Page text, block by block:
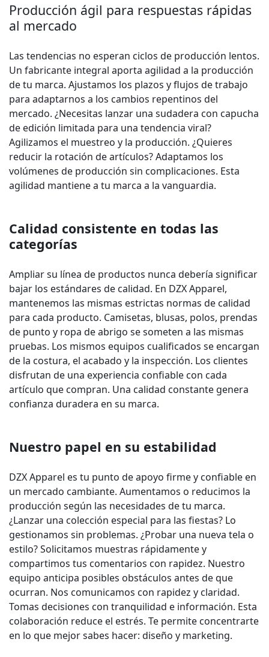
Producción ágil para respuestas rápidas
al mercado
Las tendencias no esperan ciclos de producción lentos.
Un fabricante integral aporta agilidad a la producción
de tu marca. Ajustamos los plazos y flujos de trabajo
para adaptarnos a los cambios repentinos del
mercado. ¿Necesitas lanzar una sudadera con capucha
de edición limitada para una tendencia viral?
Agilizamos el muestreo y la producción. ¿Quieres
reducir la rotación de artículos? Adaptamos los
volúmenes de producción sin complicaciones. Esta
agilidad mantiene a tu marca a la vanguardia.
Calidad consistente en todas las
categorías
Ampliar su línea de productos nunca debería significar
bajar los estándares de calidad. En DZX Apparel,
mantenemos las mismas estrictas normas de calidad
para cada producto. Camisetas, blusas, polos, prendas
de punto y ropa de abrigo se someten a las mismas
pruebas. Los mismos equipos cualificados se encargan
de la costura, el acabado y la inspección. Los clientes
disfrutan de una experiencia confiable con cada
artículo que compran. Una calidad constante genera
confianza duradera en su marca.
Nuestro papel en su estabilidad
DZX Apparel es tu punto de apoyo firme y confiable en
un mercado cambiante. Aumentamos o reducimos la
producción según las necesidades de tu marca.
¿Lanzar una colección especial para las fiestas? Lo
gestionamos sin problemas. ¿Probar una nueva tela o
estilo? Solicitamos muestras rápidamente y
compartimos tus comentarios con rapidez. Nuestro
equipo anticipa posibles obstáculos antes de que
ocurran. Nos comunicamos con rapidez y claridad.
Tomas decisiones con tranquilidad e información. Esta
colaboración reduce el estrés. Te permite concentrarte
en lo que mejor sabes hacer: diseño y marketing.